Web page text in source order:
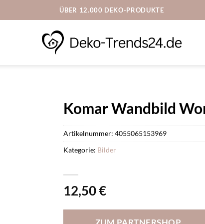
ÜBER 12.000 DEKO-PRODUKTE
Komar Wandbild
12,50€
Artikelnummer: 4055065153969
Kategorie: Bilder